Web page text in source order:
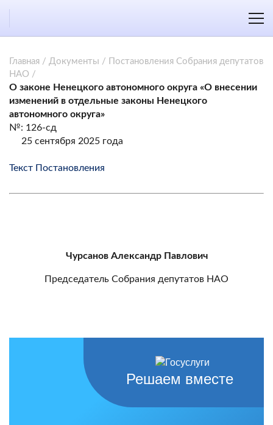
Главная / Документы /
Постановления Собрания депутатов
НАО /
О законе Ненецкого автономного округа «О внесении
изменений в отдельные законы Ненецкого
автономного округа»
№: 126-сд
25 сентября 2025 года
Текст Постановления
Чурсанов Александр Павлович
Председатель Собрания депутатов НАО
Решаем вместе